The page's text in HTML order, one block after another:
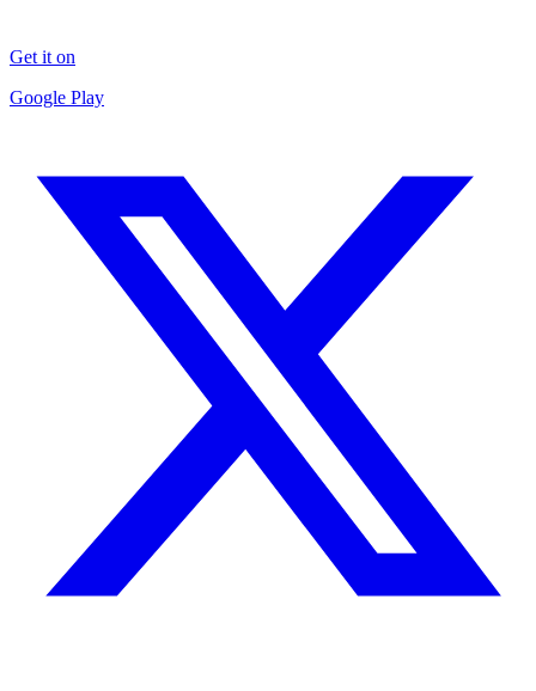
Get it on
Google Play